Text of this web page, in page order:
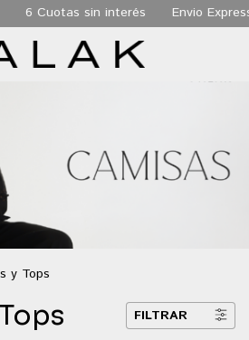
6 Cuotas sin interés Envio
y Tops
FILTRAR